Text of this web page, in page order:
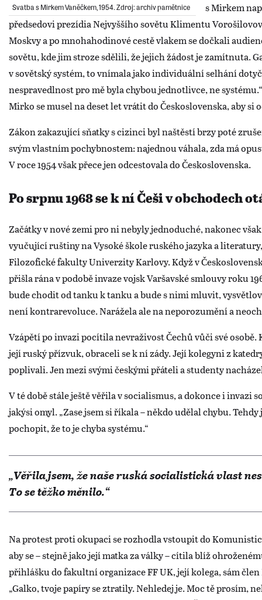
Svatba s Mirkem Vaněčkem, 1954. Zdroj: archiv pamětnice
s Mirkem
předsedovi prezídia Nejvyššího sovětu Klimentu
Moskvy a po mnohahodinové cestě vlakem se dočkali
sovětu, kde jim stroze sdělili, že jejich žádost je zamítnuta.
v sovětský systém, to vnímala jako individuální selhání
nespravedlnost pro mě byla chybou jednotlivce, ne
Mirko se musel na deset let vrátit do Československa, aby si
Zákon zakazující sňatky s cizinci byl naštěstí brzy poté
svým vlastním pochybnostem: najednou váhala, zda má
V roce 1954 však přece jen odcestovala do Československa.
Po srpnu 1968 se k ní Češi v obchodech
Začátky v nové zemi pro ni nebyly jednoduché, nakonec
vyučující ruštiny na Vysoké škole ruského jazyka a
Filozofické fakulty Univerzity Karlovy. Když v
přišla rána v podobě invaze vojsk Varšavské smlouvy roku
bude chodit od tanku k tanku a bude s nimi mluvit,
není kontrarevoluce. Narážela ale na neporozumění a
Vzápětí po invazi pocítila nevraživost Čechů vůči své
její ruský přízvuk, obraceli se k ní zády. Její kolegyni z
poplivali. Jen mezi svými českými přáteli a studenty
V té době stále ještě věřila v socialismus, a dokonce i invazi
jakýsi omyl. „Zase jsem si říkala – někdo udělal chybu.
pochopit, že to je chyba systému.“
„Věřila jsem, že naše ruská socialistická vlast
To se těžko měnilo.“
Na protest proti okupaci se rozhodla vstoupit do
aby se – stejně jako její matka za války – cítila blíž
přihlášku do fakultní organizace FF UK, její kolega, sám
„Galko, tvoje papíry se ztratily. Nehledej je. Moc tě prosím,